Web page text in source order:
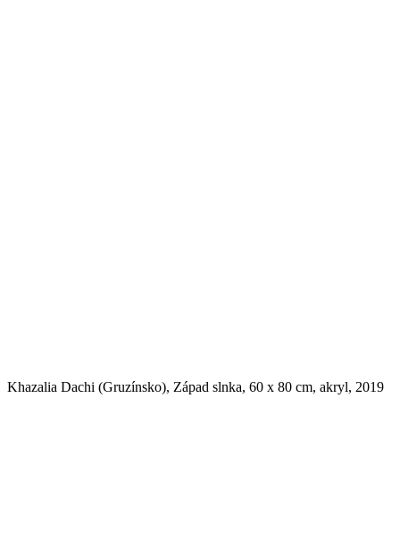
Khazalia Dachi (Gruzínsko), Západ slnka, 60 x 80 cm, akryl, 2019